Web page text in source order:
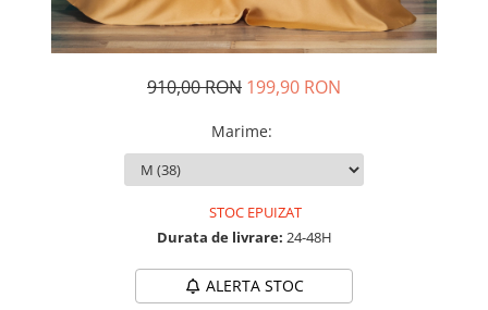
910,00 RON 199,90 RON
Marime:
STOC EPUIZAT
Durata de livrare: 24-48H
ALERTA STOC